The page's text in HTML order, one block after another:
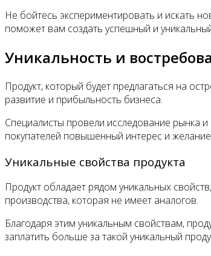
Не бойтесь экспериментировать и искать
поможет вам создать успешный и
Уникальность и
Продукт, который будет предлагаться на
развитие и прибыльность бизнеса.
Специалисты провели исследование рынка и
покупателей повышенный интерес и
Уникальные свойства продукта
Продукт обладает рядом уникальных
производства, которая не имеет аналогов.
Благодаря этим уникальным свойствам,
заплатить больше за такой уникальный